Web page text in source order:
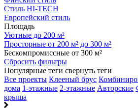
Стиль HI-TECH
Европейский стиль
Площадь
Уютные до 200 м²
Просторные от 200 м² до 300 м²
Бескомпромиссные от 300 м²
Сбросить фильтры
Популярные теги свернуть теги
Все проекты Клееный брус
дома 1-этажные 2-этажные Авторские
крыша